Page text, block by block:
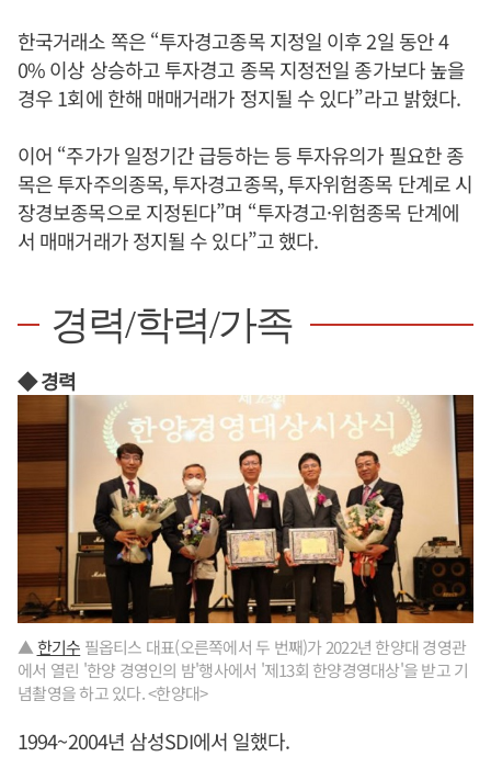
한국거래소 쪽은 “투자경고종목 지정일 이후 2일 동안 4
0% 이상 상승하고 투자경고 종목 지정전일 종가보다 높을
경우 1회에 한해 매매거래가 정지될 수 있다”라고 밝혔다.
이어 “주가가 일정기간 급등하는 등 투자유의가 필요한 종
목은 투자주의종목, 투자경고종목, 투자위험종목 단계로 시
장경보종목으로 지정된다”며 “투자경고·위험종목 단계에
서 매매거래가 정지될 수 있다”고 했다.
경력/학력/가족
◆ 경력
▲한기수 필옵티스 대표(오른쪽에서 두 번째)가 2022년 한양대 경영관
에서 열린 '한양 경영인의 밤'행사에서 '제13회 한양경영대상'을 받고 기
념촬영을 하고 있다. <한양대>
1994~2004년 삼성SDI에서 일했다.